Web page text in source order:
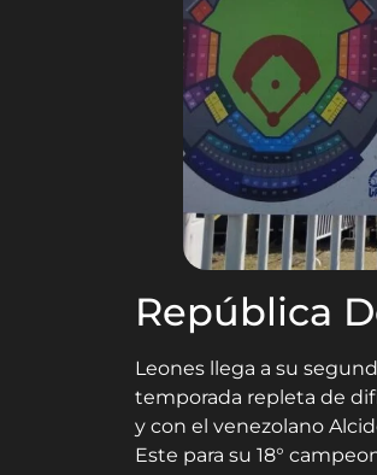
República
Leones llega a su
temporada repleta de
y con el venezolano
Este para su 18°